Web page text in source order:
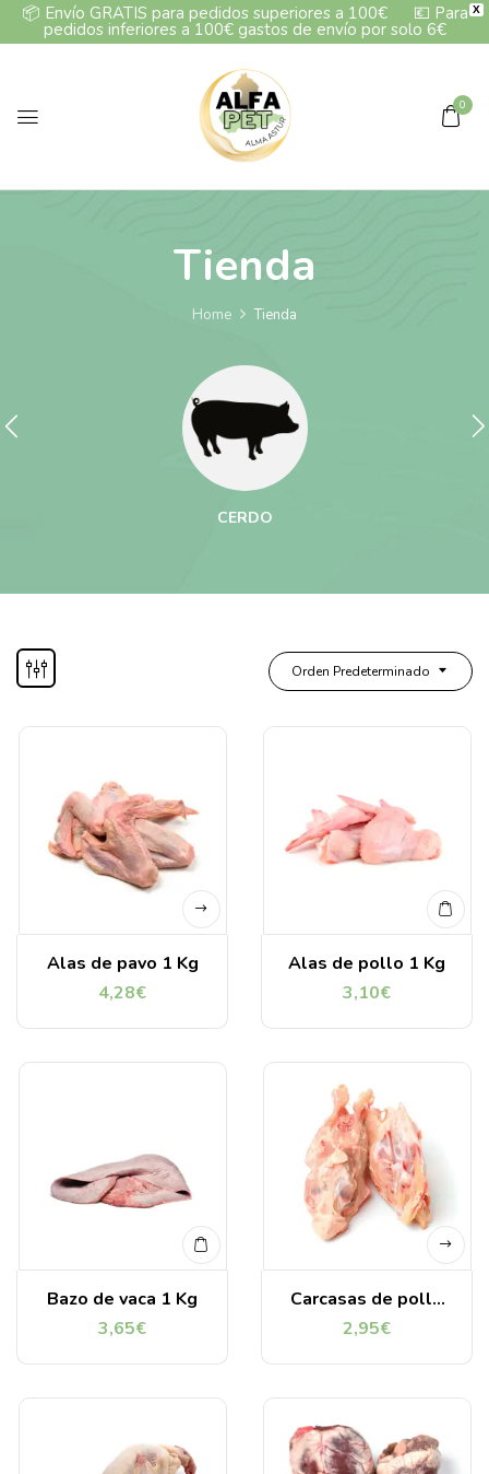
X
📦 Envío GRATIS para pedidos superiores a 100€💶 Para
pedidos inferiores a 100€ gastos de envío por solo 6€
0
Tienda
Home Tienda
CERDO
Orden Predeterminado
Alas de pavo 1 Kg
4,28€
Alas de pollo 1 Kg
3,10€
Bazo de vaca 1 Kg
3,65€
Carcasas de pollo
picada 1Kg
2,95€